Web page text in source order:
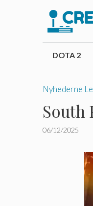
DOTA 2
Nyhederne
South
06/12/2025